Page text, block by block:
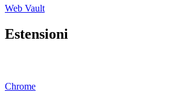
Web Vault
Estensioni
Chrome